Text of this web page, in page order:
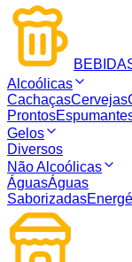
Alcoólicas
CachaçasCervejas
Prontos
Gelos
Diversos
Não Alcoólicas
ÁguasÁguas
Saborizadas